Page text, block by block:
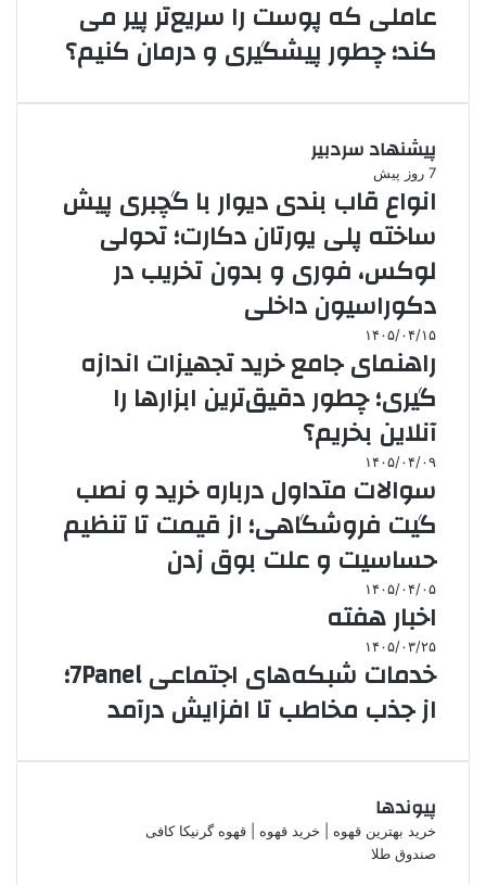
عاملی که پوست را سریع‌تر پیر می
کند؛ چطور پیشگیری و درمان کنیم؟
پیشنهاد سردبیر
7 روز پیش
انواع قاب بندی دیوار با گچبری پیش
ساخته پلی یورتان دکارت؛ تحولی
لوکس، فوری و بدون تخریب در
دکوراسیون داخلی
۱۴۰۵/۰۴/۱۵
راهنمای جامع خرید تجهیزات اندازه
گیری؛ چطور دقیق‌ترین ابزارها را
آنلاین بخریم؟
۱۴۰۵/۰۴/۰۹
سوالات متداول درباره خرید و نصب
گیت فروشگاهی؛ از قیمت تا تنظیم
حساسیت و علت بوق زدن
۱۴۰۵/۰۴/۰۵
اخبار هفته
۱۴۰۵/۰۳/۲۵
خدمات شبکه‌های اجتماعی 7Panel؛
از جذب مخاطب تا افزایش درآمد
پیوندها
خرید بهترین قهوه | خرید قهوه | قهوه گرنیکا کافی
صندوق طلا